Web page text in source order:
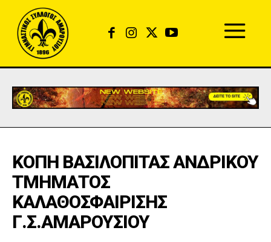
ΚΟΠΗ ΒΑΣΙΛΟΠΙΤΑΣ ΑΝΔΡΙΚΟΥ
ΤΜΗΜΑΤΟΣ
ΚΑΛΑΘΟΣΦΑΙΡΙΣΗΣ
Γ.Σ.ΑΜΑΡΟΥΣΙΟΥ